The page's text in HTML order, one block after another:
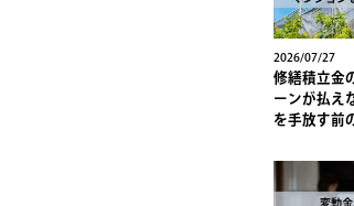
2026/07/27
修繕積立金
ーンが払え
を手放す前